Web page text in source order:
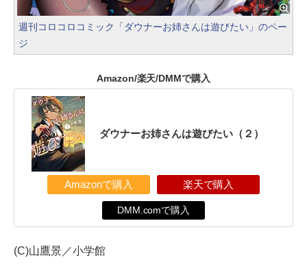
週刊コロコロコミック「ダウナーお姉さんは遊びたい」のペー
ジ
Amazon/楽天/DMMで購入
ダウナーお姉さんは遊びたい（２）
Amazonで購入 楽天で購入
DMM.comで購入
(C)山鷹景／小学館